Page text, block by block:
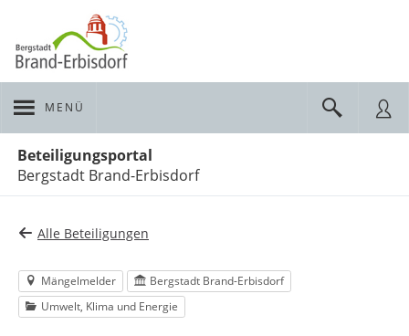
MENÜ
Beteiligungsportal
Bergstadt Brand-Erbisdorf
Alle Beteiligungen
Mängelmelder
Bergstadt Brand-Erbisdorf
Umwelt, Klima und Energie